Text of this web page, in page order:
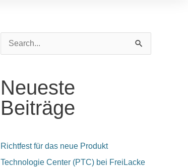
c
h
e
n
a
Neueste
Beiträge
Richtfest für das neue Produkt
Technologie Center (PTC) bei FreiLacke